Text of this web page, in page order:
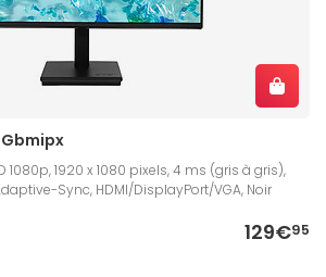
1080p, 1920 x 1080 pixels, 4 ms (gris à gris),
Sync, HDMI/DisplayPort/VGA, Noir
129€95